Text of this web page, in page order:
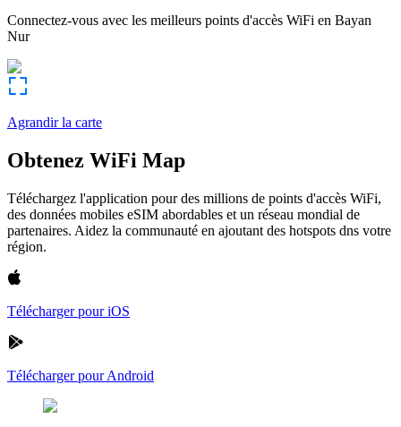
Connectez-vous avec les meilleurs points d'accès WiFi en Bayan
Nur
Agrandir la carte
Obtenez WiFi Map
Téléchargez l'application pour des millions de points d'accès WiFi,
des données mobiles eSIM abordables et un réseau mondial de
partenaires. Aidez la communauté en ajoutant des hotspots dns votre
région.
Télécharger pour iOS
Télécharger pour Android